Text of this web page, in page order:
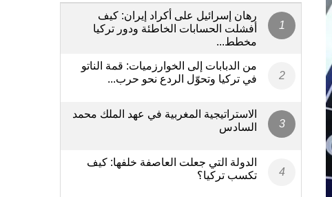
رهان إسرائيل على أكراد إيران: كيف
أفشلت الحسابات الخاطئة ودور تركيا
مخطط...
من الدبابات إلى الخوارزميات: قمة الناتو
في تركيا وتحوّل الردع نحو حرب...
الاستراتيجية المغربية في عهد الملك محمد
السادس
الدولة التي جعلت العاصفة خلفها: كيف
تكسب تركيا؟